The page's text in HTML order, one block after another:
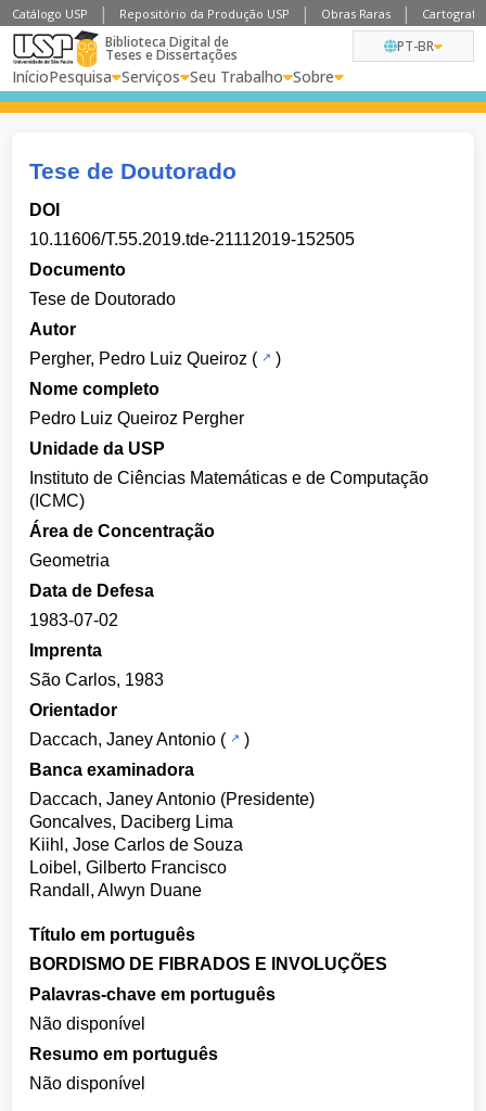
Catálogo USP Repositório da Produção USP Obras Raras
Biblioteca Digital de
Teses e Dissertações
InícioPesquisa Serviços Seu Trabalho Sobre
PT-BR
Tese de Doutorado
DOI
10.11606/T.55.2019.tde-21112019-152505
Documento
Tese de Doutorado
Autor
Pergher, Pedro Luiz Queiroz (
)
Nome completo
Pedro Luiz Queiroz Pergher
Unidade da USP
Instituto de Ciências Matemáticas e de Computação
(ICMC)
Área de Concentração
Geometria
Data de Defesa
1983-07-02
Imprenta
São Carlos, 1983
Orientador
Daccach, Janey Antonio (
)
Banca examinadora
Daccach, Janey Antonio (Presidente)
Goncalves, Daciberg Lima
Kiihl, Jose Carlos de Souza
Loibel, Gilberto Francisco
Randall, Alwyn Duane
Título em português
BORDISMO DE FIBRADOS E INVOLUÇÕES
Palavras-chave em português
Não disponível
Resumo em português
Não disponível